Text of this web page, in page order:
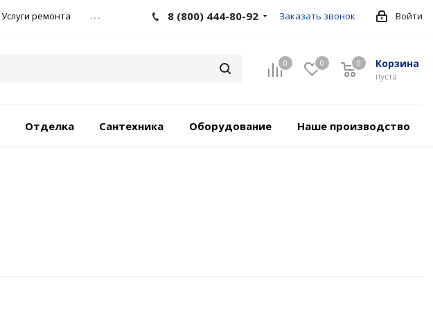
Услуги ремонта ... Войти
8 (800) 444-80-92 Заказать звонок
0 0 Корзина
пуста
0
Отделка Сантехника Оборудование Наше производство